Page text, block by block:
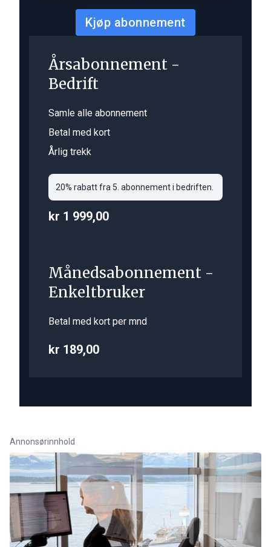
Kjøp abonnement
Årsabonnement -
Bedrift
Samle alle abonnement
Betal med kort
Årlig trekk
20% rabatt fra 5. abonnement i bedriften.
kr 1 999,00
Månedsabonnement -
Enkeltbruker
Betal med kort per mnd
kr 189,00
Annonsørinnhold